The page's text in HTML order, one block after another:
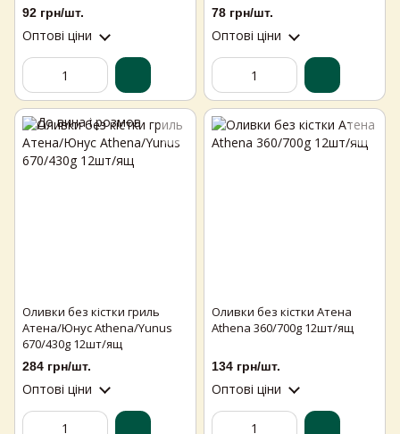
92 грн/шт.
Оптові ціни
78 грн/шт.
Оптові ціни
Оливки без кістки гриль
Атена/Юнус Athena/Yunus
670/430g 12шт/ящ
284 грн/шт.
Оптові ціни
Оливки без кістки Атена
Athena 360/700g 12шт/ящ
134 грн/шт.
Оптові ціни